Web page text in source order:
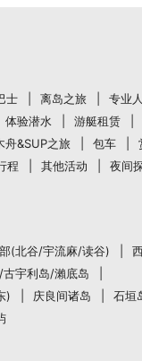
士 离岛之旅
专业
体验潜水 游艇租赁
舟&SUP之旅 包车
程
其他活动 夜间
(北谷/宇流麻/读谷)
古宇利岛/瀨底岛
)
庆良间诸岛
石垣